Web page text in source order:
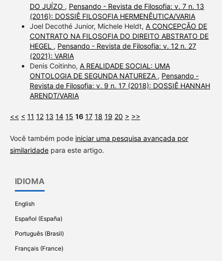
DO JUÍZO , Pensando - Revista de Filosofia: v. 7 n. 13
(2016): DOSSIÊ FILOSOFIA HERMENÊUTICA/VARIA
Joel Decothé Junior, Michele Heldt, A CONCEPÇÃO DE
CONTRATO NA FILOSOFIA DO DIREITO ABSTRATO DE
HEGEL , Pensando - Revista de Filosofia: v. 12 n. 27
(2021): VARIA
Denis Coitinho, A REALIDADE SOCIAL: UMA
ONTOLOGIA DE SEGUNDA NATUREZA , Pensando -
Revista de Filosofia: v. 9 n. 17 (2018): DOSSIÊ HANNAH
ARENDT/VARIA
<< < 11 12 13 14 15 16 17 18 19 20 > >>
Você também pode iniciar uma pesquisa avançada por
similaridadepara este artigo.
IDIOMA
English
Español (España)
Português (Brasil)
Français (France)